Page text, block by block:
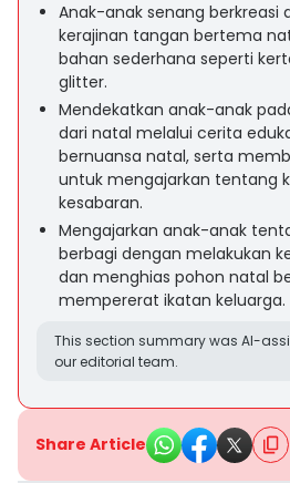
Anak-anak senang
kerajinan tangan bertema
bahan sederhana seperti
glitter.
Mendekatkan anak-anak
dari natal melalui cerita
bernuansa natal, serta
untuk mengajarkan tentang
kesabaran.
Mengajarkan anak-anak
berbagi dengan melakukan
dan menghias pohon natal
mempererat ikatan keluarga.
This section summary was AI-
our editorial team.
Share Article